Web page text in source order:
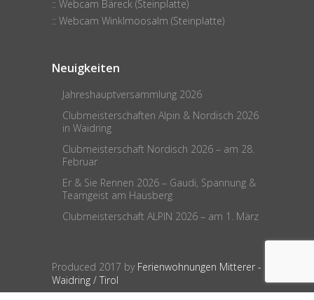
:: Webcam Winklmoosalm (Steinplatte)
Clubmeisterschaften Alpin & Nordisch 2026
in Waidring
Clubmeisterschaft Nordisch 2026 – am 28.
Februar
Teamgeist am Hausberg
Clubmeisterschaft ALPIN 2026 – am 1. März
Waidring / Tirol